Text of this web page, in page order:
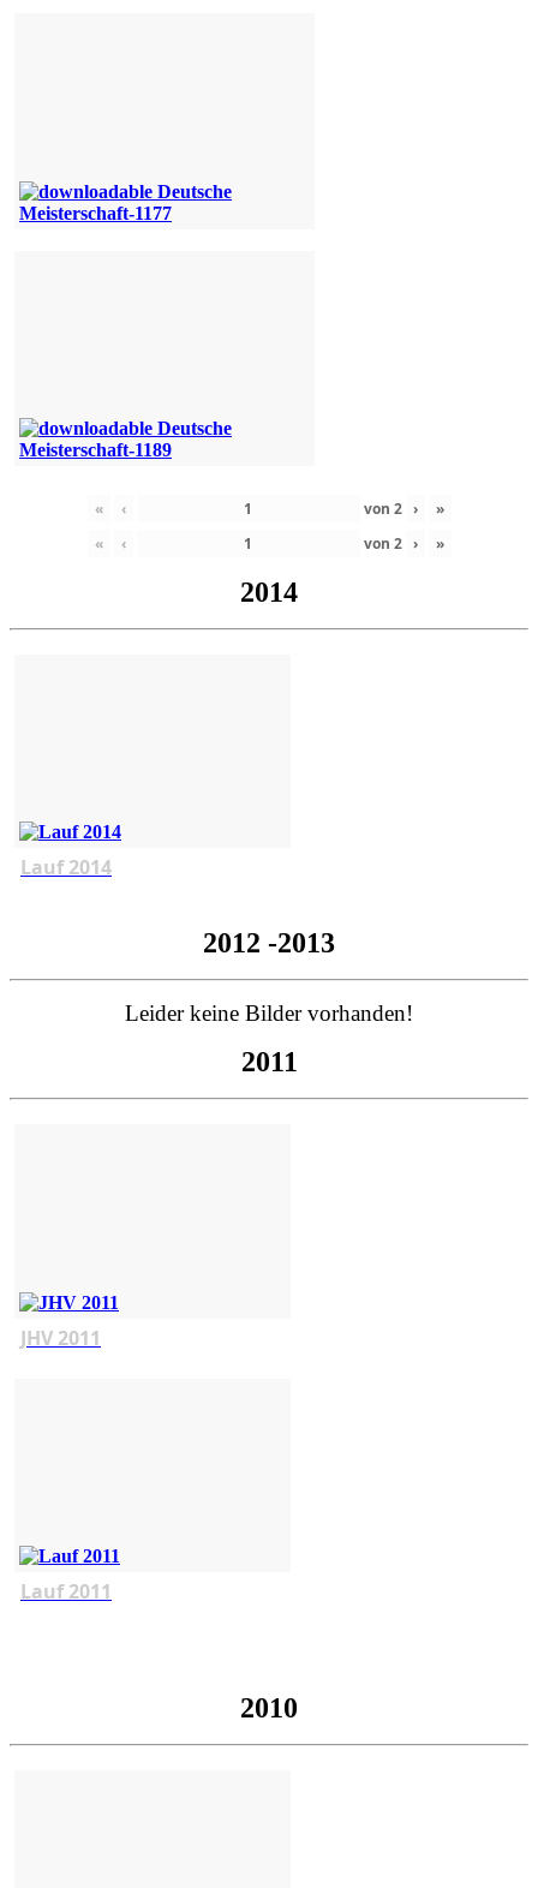
« ‹ von 2 ›
»
«
‹ von 2 › »
2014
Lauf 2014
2012 -2013
Leider keine Bilder vorhanden!
2011
JHV 2011
Lauf 2011
2010